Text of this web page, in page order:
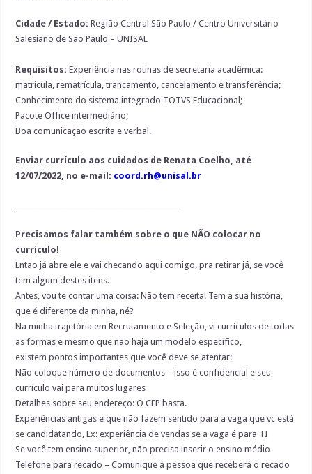
Cidade / Estado: Região Central São Paulo / Centro Universitário
Salesiano de São Paulo – UNISAL
Requisitos:Experiência nas rotinas de secretaria acadêmica:
matricula, rematrícula, trancamento, cancelamento e transferência;
Conhecimento do sistema integrado TOTVS Educacional;
Pacote Office intermediário;
Boa comunicação escrita e verbal.
Enviar currículo aos cuidados de Renata Coelho, até
12/07/2022, no e-mail: coord.rh@unisal.br
Precisamos falar também sobre o que NÃO colocar no
currículo!
Então já abre ele e vai checando aqui comigo, pra retirar já, se você
tem algum destes itens.
Antes, vou te contar uma coisa: Não tem receita! Tem a sua história,
que é diferente da minha, né?
Na minha trajetória em Recrutamento e Seleção, vi currículos de todas
as formas e mesmo que não haja um modelo específico,
existem pontos importantes que você deve se atentar:
Não coloque número de documentos – isso é confidencial e seu
currículo vai para muitos lugares
Detalhes sobre seu endereço: O CEP basta.
Experiências antigas e que não fazem sentido para a vaga que vc está
se candidatando, Ex: experiência de vendas se a vaga é para TI
Se você tem ensino superior, não precisa inserir o ensino médio
Telefone para recado – Comunique à pessoa que receberá o recado